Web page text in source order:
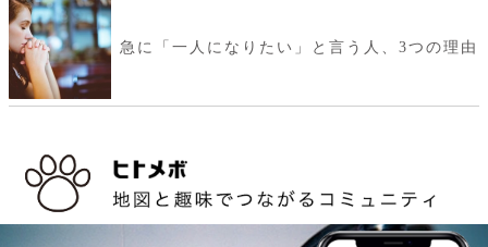
急に「一人になりたい」と言う人、3つの理由